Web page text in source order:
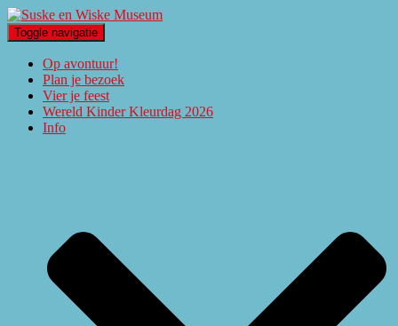
Toggle navigatie
Op avontuur!
Plan je bezoek
Vier je feest
Wereld Kinder Kleurdag 2026
Info